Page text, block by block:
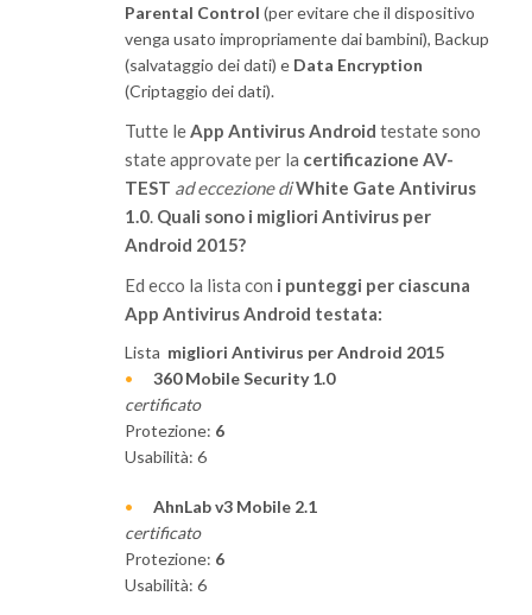
Parental Control (per evitare che il dispositivo
venga usato impropriamente dai bambini), Backup
(salvataggio dei dati) e Data Encryption
(Criptaggio dei dati).
Tutte leApp Antivirus Android testate sono
state approvate per la certificazione AV-
TEST ad eccezione diWhite Gate Antivirus
1.0. Quali sono i migliori Antivirus per
Android 2015?
Ed ecco la lista con i punteggi per ciascuna
App Antivirus Android testata:
Lista migliori Antivirus per Android 2015
360 Mobile Security 1.0
certificato
Protezione: 6
Usabilità: 6
AhnLab v3 Mobile 2.1
certificato
Protezione: 6
Usabilità: 6